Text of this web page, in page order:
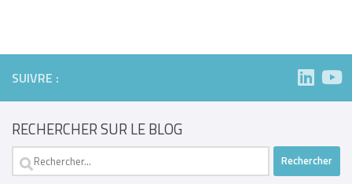
SUIVRE :
RECHERCHER SUR LE BLOG
Rechercher :